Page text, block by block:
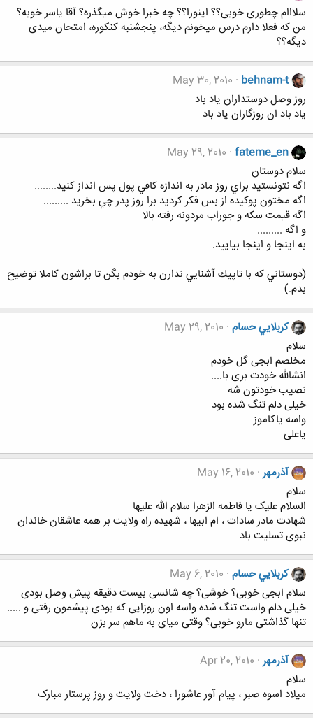
سلااام چطوری خوبی؟؟ اینورا؟؟ چه خبرا خوش میگذره؟ آقا یاسر خوبه؟
من که فعلا دارم درس میخونم دیگه، پنجشنبه کنکوره، امتحان میدی
دیگه؟؟
behnam-t
May 30, 2010
روز وصل دوستداران یاد باد
یاد باد ان روزگاران یاد باد
fateme_en
May 29, 2010
سلام دوستان
اگه نتونستيد براي روز مادر به اندازه كافي پول پس انداز كنيد........
اگه مختون پوكيده از بس فكر كرديد برا روز پدر چي بخريد .........
اگه قيمت سكه و جوراب مردونه رفته بالا
و اگه .........
به اينجا و اينجا بياييد.
(دوستاني كه با تاپيك آشنايي ندارن به خودم بگن تا براشون كاملا توضيح
بدم.)
كربلايي حسام May 29, 2010
سلام
مخلصم ابجی گل خودم
انشالله خودت بری با....
نصیب خودتون شه
خیلی دلم تنگ شده بود
واسه یاکاموز
یاعلی
آذرمهر May 16, 2010
سلام
السلام علیک یا فاطمه الزهرا سلام الله علیها
شهادت مادر سادات ، ام ابیها ، شهیده راه ولایت بر همه عاشقان خاندان
نبوی تسلیت باد
كربلايي حسام May 6, 2010
سلام ابجی خوبی؟ خوشی؟ چه شانسی بیست دقیقه پیش وصل بودی
خیلی دلم واست تنگ شده واسه اون روزایی که بودی پیشمون رفتی و .....
تنها گذاشتی مارو خوبی؟ وقتی میای به ماهم سر بزن
آذرمهر Apr 20, 2010
سلام
میلاد اسوه صبر ، پیام آور عاشورا ، دخت ولایت و روز پرستار مبارک